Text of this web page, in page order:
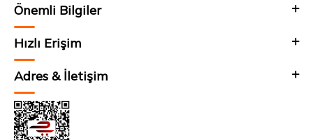
Önemli Bilgiler
Hızlı Erişim
Adres & İletişim